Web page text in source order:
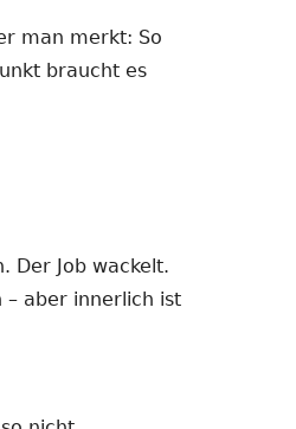
man merkt: So
braucht es
Der Job wackelt.
– aber innerlich ist